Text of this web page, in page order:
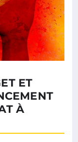
ET
À